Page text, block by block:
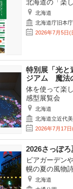
北海道の「楽
北海道
北海道庁旧本
2026年7月5日(
特別展「光と
ジアム 魔法
体を使って楽
感型展覧会
北海道
北海道立近代
2026年7月17
2026さっぽ
ビアガーデン
幌の夏の風物
北海道